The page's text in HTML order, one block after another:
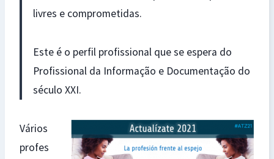
livres e comprometidas.
Este é o perfil profissional que se espera do
Profissional da Informação e Documentação do
século XXI.
Vários
profes